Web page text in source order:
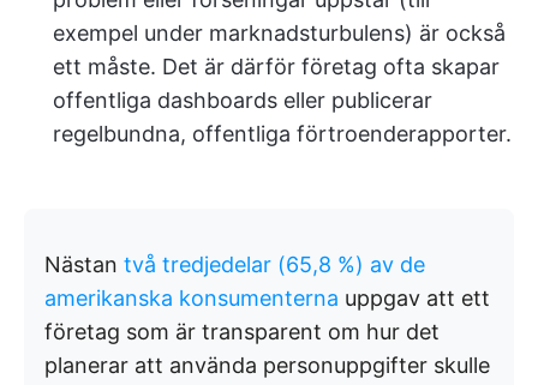
exempel under marknadsturbulens) är också
ett måste. Det är därför företag ofta skapar
offentliga dashboards eller publicerar
regelbundna, offentliga förtroenderapporter.
Nästan två tredjedelar (65,8 %) av de
amerikanska konsumenterna uppgav att ett
företag som är transparent om hur det
planerar att använda personuppgifter skulle